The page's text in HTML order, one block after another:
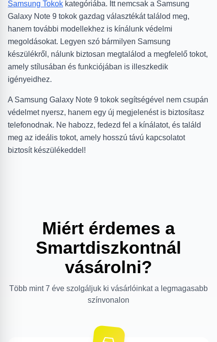
Samsung Tokok kategóriába. Itt nemcsak a Samsung
Galaxy Note 9 tokok gazdag választékát találod meg,
hanem további modellekhez is kínálunk védelmi
megoldásokat. Legyen szó bármilyen Samsung
készülékről, nálunk biztosan megtalálod a megfelelő tokot,
amely stílusában és funkciójában is illeszkedik
igényeidhez.
A Samsung Galaxy Note 9 tokok segítségével nem csupán
védelmet nyersz, hanem egy új megjelenést is biztosítasz
telefonodnak. Ne habozz, fedezd fel a kínálatot, és találd
meg az ideális tokot, amely hosszú távú kapcsolatot
biztosít készülékeddel!
Miért érdemes a
Smartdiszkontnál
vásárolni?
Több mint 7 éve szolgáljuk ki vásárlóinkat a legmagasabb
színvonalon